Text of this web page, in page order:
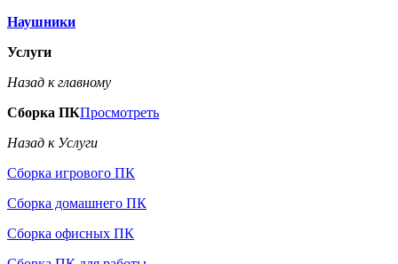
Наушники
Услуги
Назад к главному
Сборка ПКПросмотреть
Назад к Услуги
Сборка игрового ПК
Сборка домашнего ПК
Сборка офисных ПК